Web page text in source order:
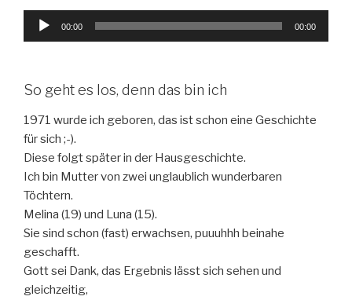
Audio-
00:00 00:00
So geht es los, denn das bin ich
1971 wurde ich geboren, das ist schon eine Geschichte
für sich ;-).
Diese folgt später in der Hausgeschichte.
Ich bin Mutter von zwei unglaublich wunderbaren
Töchtern.
Melina (19) und Luna (15).
Sie sind schon (fast) erwachsen, puuuhhh beinahe
geschafft.
Gott sei Dank, das Ergebnis lässt sich sehen und
gleichzeitig,